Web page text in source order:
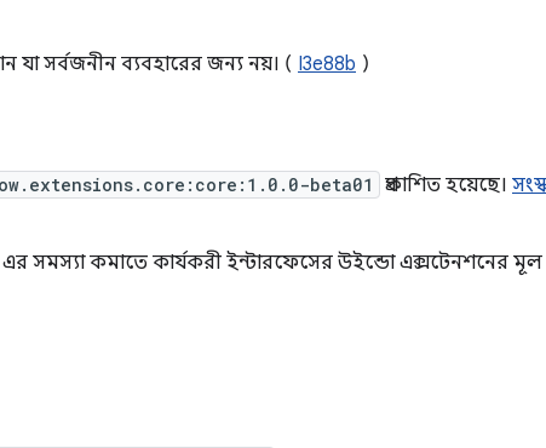
যা সর্বজনীন ব্যবহারের জন্য নয়। ( I3e88b )
beta01 প্রকাশিত হয়েছে।
এর সমস্যা কমাতে কার্যকরী ইন্টারফেসের উইন্ডো এক্সটেনশনের